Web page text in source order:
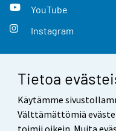
Tietoa
Käytämme
Välttämättömiä
YouTube
Instagram
Yhteystiedot
Palaute